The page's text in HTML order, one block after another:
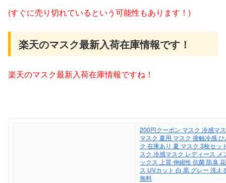
(すぐに売り切れているという可能性もあります！)
楽天のマスク最新入荷在庫情報です！
楽天のマスク最新入荷在庫情報ですね！
200円クーポン マスク 冷感マ
マスク 夏用 マスク 接触冷感
ク 在庫あり 夏 マスク 3枚セッ
スク 冷感マスク レディース メ
ックス 上質 伸縮性 抗菌 防臭
ス UVカット 白 黒 グレー 洗え
無料